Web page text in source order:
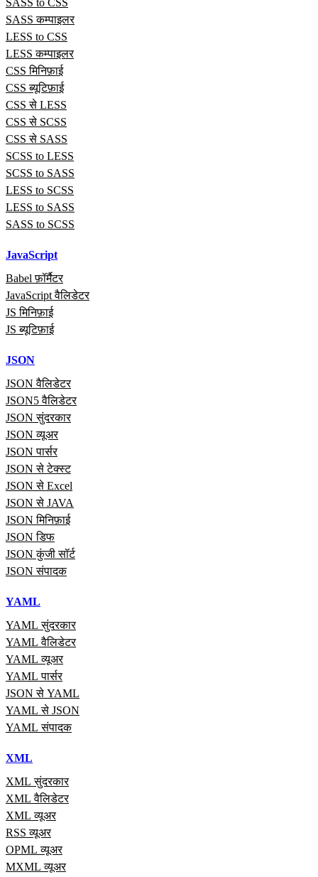
SASS to CSS
SASS कम्पाइलर
LESS to CSS
LESS कम्पाइलर
CSS मिनिफ़ाई
CSS ब्यूटिफ़ाई
CSS से LESS
CSS से SCSS
CSS से SASS
SCSS to LESS
SCSS to SASS
LESS to SCSS
LESS to SASS
SASS to SCSS
JavaScript
Babel फ़ॉर्मैटर
JavaScript वैलिडेटर
JS मिनिफ़ाई
JS ब्यूटिफ़ाई
JSON
JSON वैलिडेटर
JSON5 वैलिडेटर
JSON सुंदरकार
JSON व्यूअर
JSON पार्सर
JSON से टेक्स्ट
JSON से Excel
JSON से JAVA
JSON मिनिफ़ाई
JSON डिफ
JSON कुंजी सॉर्ट
JSON संपादक
YAML
YAML सुंदरकार
YAML वैलिडेटर
YAML व्यूअर
YAML पार्सर
JSON से YAML
YAML से JSON
YAML संपादक
XML
XML सुंदरकार
XML वैलिडेटर
XML व्यूअर
RSS व्यूअर
OPML व्यूअर
MXML व्यूअर